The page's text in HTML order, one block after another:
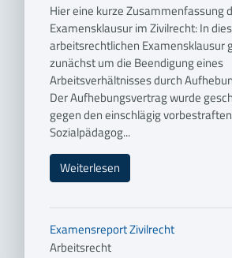
Hier eine kurze Zusammenfassung
Examensklausur im Zivilrecht: In
arbeitsrechtlichen Examensklausur
zunächst um die Beendigung eines
Arbeitsverhältnisses durch
Der Aufhebungsvertrag wurde
gegen den einschlägig vorbestraften
Sozialpädagog...
Weiterlesen
ExamensreportZivilrecht
Arbeitsrecht